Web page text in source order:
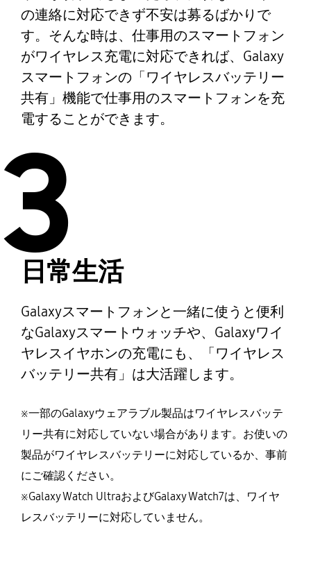
の連絡に対応できず不安は募るばかりで
す。そんな時は、仕事用のスマートフォン
がワイヤレス充電に対応できれば、Galaxy
スマートフォンの「ワイヤレスバッテリー
共有」機能で仕事用のスマートフォンを充
電することができます。
3
日常生活
Galaxyスマートフォンと一緒に使うと便利
なGalaxyスマートウォッチや、Galaxyワイ
ヤレスイヤホンの充電にも、「ワイヤレス
バッテリー共有」は大活躍します。
※一部のGalaxyウェアラブル製品はワイヤレスバッテ
リー共有に対応していない場合があります。お使いの
製品がワイヤレスバッテリーに対応しているか、事前
にご確認ください。
※Galaxy Watch UltraおよびGalaxy Watch7は、ワイヤ
レスバッテリーに対応していません。